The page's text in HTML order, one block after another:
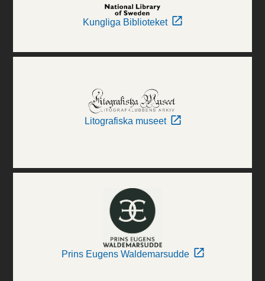
Kungliga Biblioteket
Litografiska museet
Prins Eugens Waldemarsudde